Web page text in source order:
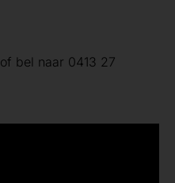
of bel naar 0413 27